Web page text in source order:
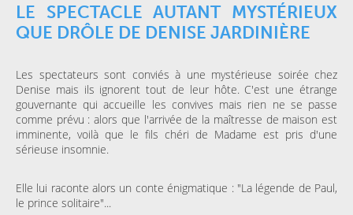
LE SPECTACLE AUTANT MYSTÉRIEUX
QUE DRÔLE DE DENISE JARDINIÈRE
Les spectateurs sont conviés à une mystérieuse soirée chez
Denise mais ils ignorent tout de leur hôte. C'est une étrange
gouvernante qui accueille les convives mais rien ne se passe
comme prévu : alors que l'arrivée de la maîtresse de maison est
imminente, voilà que le fils chéri de Madame est pris d'une
sérieuse insomnie.
Elle lui raconte alors un conte énigmatique : "La légende de Paul,
le prince solitaire"...